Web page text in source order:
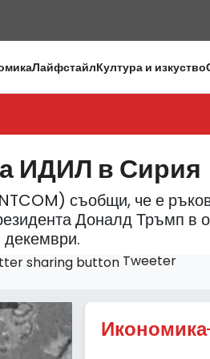
ЛайфстайлКултура и изкуство
ИДИЛ в Сирия
съобщи, че е
Доналд Тръмп в
Tweeter
Икономика